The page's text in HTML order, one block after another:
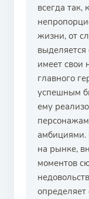
всегда
жизни, от
имеет свои
главного
успешным
ему
амбициями.
на рынке,
моментов
определяет